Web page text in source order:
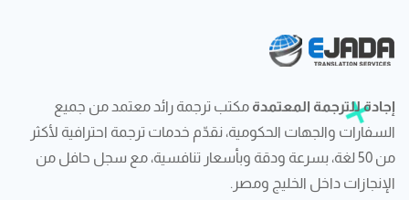
إجادة للترجمة المعتمدة مكتب ترجمة رائد معتمد من جميع
السفارات والجهات الحكومية، نقدّم خدمات ترجمة احترافية لأكثر
من 50 لغة، بسرعة ودقة وبأسعار تنافسية، مع سجل حافل من
الإنجازات داخل الخليج ومصر.